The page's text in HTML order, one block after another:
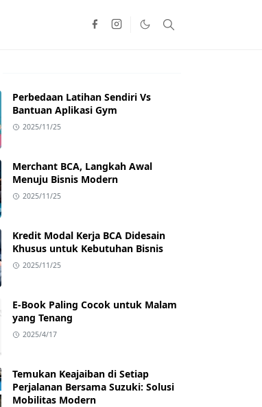
Perbedaan Latihan Sendiri Vs
Bantuan Aplikasi Gym
2025/11/25
Merchant BCA, Langkah Awal
Menuju Bisnis Modern
2025/11/25
Kredit Modal Kerja BCA Didesain
Khusus untuk Kebutuhan Bisnis
2025/11/25
E-Book Paling Cocok untuk Malam
yang Tenang
2025/4/17
Temukan Keajaiban di Setiap
Perjalanan Bersama Suzuki: Solusi
Mobilitas Modern